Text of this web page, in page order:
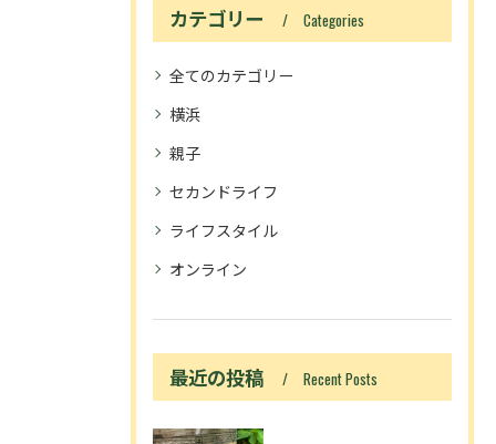
カテゴリー Categories
全てのカテゴリー
横浜
親子
セカンドライフ
ライフスタイル
オンライン
最近の投稿 Recent Posts